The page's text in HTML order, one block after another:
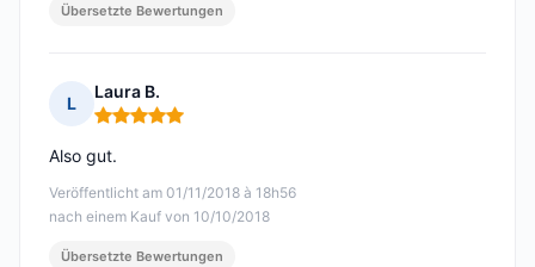
Übersetzte Bewertungen
L
Laura B.
Hinweis: 5 von 5
Veröffentlicht am 01/11/2018 à 18h56
nach einem Kauf von 10/10/2018
Also gut.
Übersetzte Bewertungen